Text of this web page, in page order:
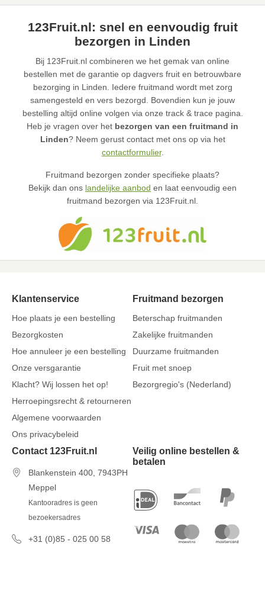
123Fruit.nl: snel en eenvoudig fruit
bezorgen in Linden
Bij 123Fruit.nl combineren we het gemak van online
bestellen met de garantie op dagvers fruit en betrouwbare
bezorging in Linden. Iedere fruitmand wordt met zorg
samengesteld en vers bezorgd. Bovendien kun je jouw
bestelling altijd online volgen via onze track & trace pagina.
Heb je vragen over het bezorgen van een fruitmand in
Linden? Neem gerust contact met ons op via het
contactformulier.
Fruitmand bezorgen zonder specifieke plaats?
Bekijk dan ons landelijke aanbod en laat eenvoudig een
fruitmand bezorgen via 123Fruit.nl.
Klantenservice
Hoe plaats je een bestelling
Bezorgkosten
Hoe annuleer je een bestelling
Onze versgarantie
Klacht? Wij lossen het op!
Herroepingsrecht & retourneren
Algemene voorwaarden
Ons privacybeleid
Fruitmand bezorgen
Beterschap fruitmanden
Zakelijke fruitmanden
Duurzame fruitmanden
Fruit met snoep
Bezorgregio's (Nederland)
Contact 123Fruit.nl
Blankenstein 400, 7943PH
Meppel
Kantooradres is geen
bezoekersadres
+31 (0)85 - 025 00 58
Veilig online bestellen &
betalen